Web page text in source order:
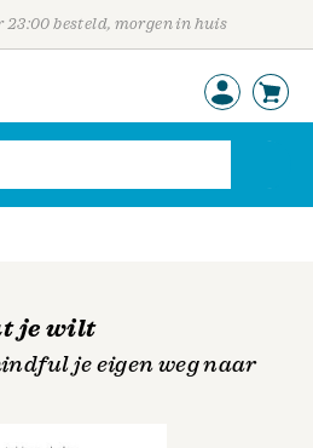
23:00 besteld, morgen in huis
je wilt
je eigen weg naar